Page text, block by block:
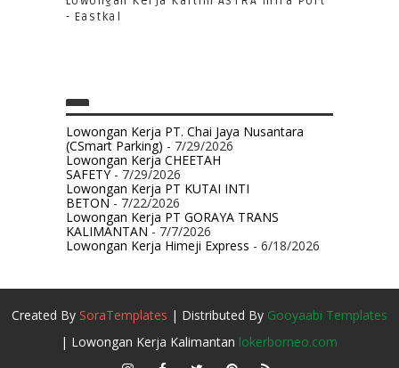
- Eastkal
Lowongan Kerja PT. Chai Jaya Nusantara
(CSmart Parking) - 7/29/2026
Lowongan Kerja CHEETAH
SAFETY- 7/29/2026
Lowongan Kerja PT KUTAI INTI
BETON- 7/22/2026
Lowongan Kerja PT GORAYA TRANS
KALIMANTAN- 7/7/2026
Lowongan Kerja Himeji Express - 6/18/2026
Created By SoraTemplates | Distributed By Gooyaabi Templates
| Lowongan Kerja Kalimantan lokerborneo.com